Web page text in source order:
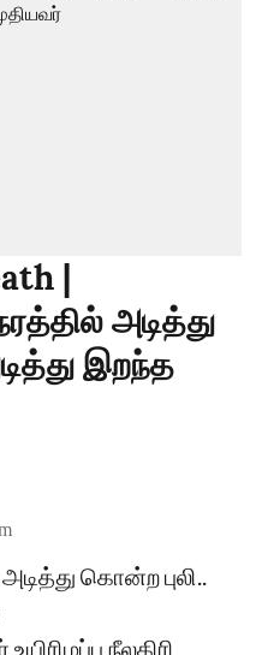
|
அடித்து
இறந்த
கொன்ற புலி..
நீலகிரி